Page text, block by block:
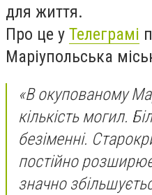
для життя.
Про це у Телеграмі
Маріупольська
«В окупованому
кількість могил.
безіменні.
постійно
значно